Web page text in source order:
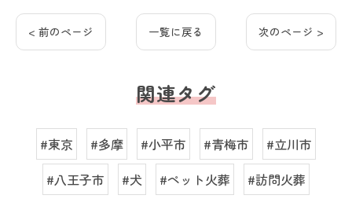
< 前のページ 一覧に戻る 次のページ >
関連タグ
#東京 #多摩 #小平市 #青梅市
#立川市
#八王子市
#犬 #ペット火葬 #訪問火葬